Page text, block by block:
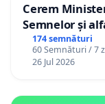
Cerem
Semnelor și
Republica
174 semnături
60 Semnături / 7
26 Jul 2026